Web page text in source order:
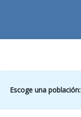
Escoge una población: